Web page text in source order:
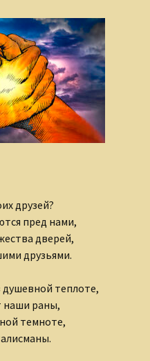
друзей?
пред нами,
дверей,
друзьями.
теплоте,
наши раны,
темноте,